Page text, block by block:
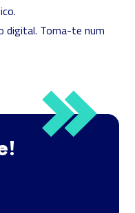
digital. Torna-te num